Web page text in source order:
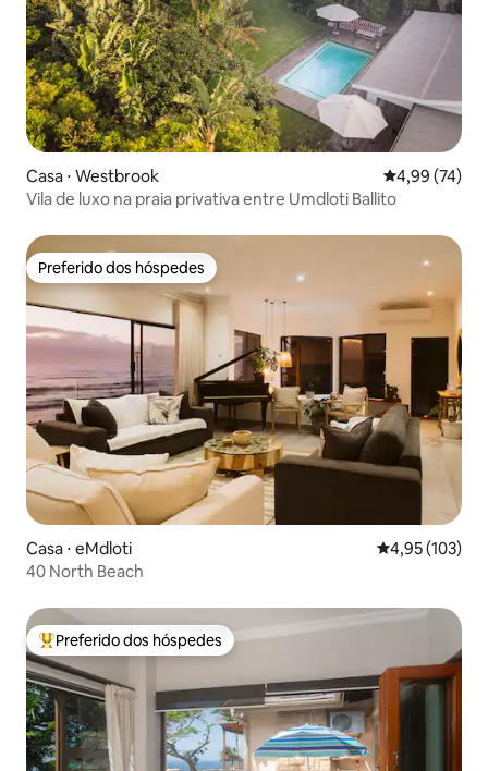
Casa ⋅ Westbrook 4,99 de uma
4,99 (74)
Vila de luxo na praia privativa entre Umdloti Ballito
Preferido dos hóspedes
Preferido dos hóspedes
Casa ⋅ eMdloti 4,95 de uma
4,95 (103)
40 North Beach
Entre os melhores preferidos dos hóspedes
Preferido dos hóspedes